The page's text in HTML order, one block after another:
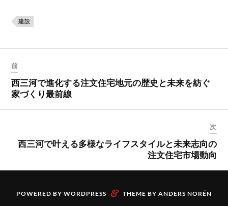
建設
前
西三河で進化する注文住宅地元の歴史と未来を紡ぐ
家づくり最前線
次
西三河で叶える多様なライフスタイルと未来志向の
注文住宅市場動向
POWERED BY WORDPRESS & THEME BY ANDERS NORÉN